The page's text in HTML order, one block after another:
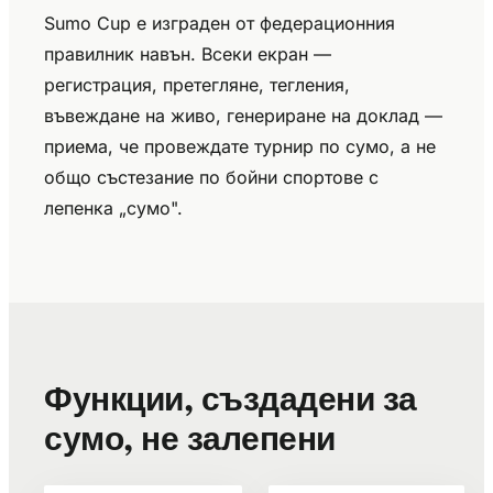
Sumo Cup е изграден от федерационния
правилник навън. Всеки екран —
регистрация, претегляне, тегления,
въвеждане на живо, генериране на доклад —
приема, че провеждате турнир по сумо, а не
общо състезание по бойни спортове с
лепенка „сумо".
Функции, създадени за
сумо, не залепени